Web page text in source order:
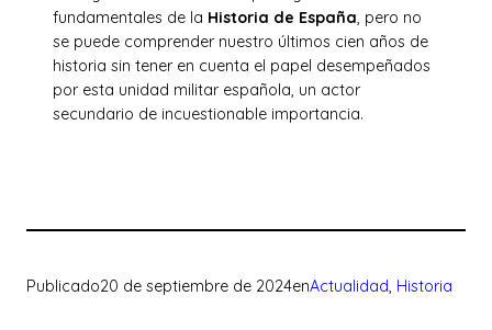
fundamentales de la Historia de España, pero no
se puede comprender nuestro últimos cien años de
historia sin tener en cuenta el papel desempeñados
por esta unidad militar española, un actor
secundario de incuestionable importancia.
Publicado20 de septiembre de 2024enActualidad Historia